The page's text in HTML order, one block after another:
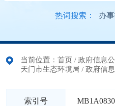
热词搜索： 办
当前位置： 首页 / 政府信息
天门市生态环境局 / 政府信
索引号